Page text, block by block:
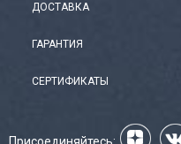
ДОСТАВКА
ГАРАНТИЯ
СЕРТИФИКАТЫ